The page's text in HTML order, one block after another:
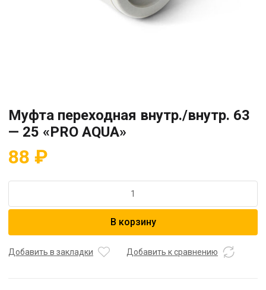
Муфта переходная внутр./внутр. 63
— 25 «PRO AQUA»
88 ₽
Муфта
внутр.
В корзину
Добавить в закладки Добавить к сравнению